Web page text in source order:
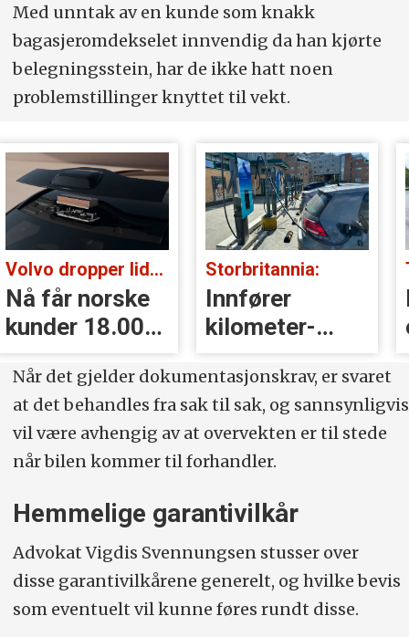
Med unntak av en kunde som knakk
bagasjeromdekselet innvendig da han kjørte
belegningsstein, har de ikke hatt noen
problem­stillinger knyttet til vekt.
Volvo dropper lidar for godt:
Nå får norske
kunder 18.000
kr i erstatning
Storbritannia:
Innfører
kilometer­
avgift for
elbiler
Når det gjelder dokumentasjonskrav, er svaret
at det behandles fra sak til sak, og sannsynligvis
vil være avhengig av at overvekten er til stede
når bilen ­kommer til forhandler.
Hemmelige garantivilkår
Advokat Vigdis Svennungsen stusser over
disse ­garantivilkårene generelt, og hvilke bevis
som ­eventuelt vil kunne føres rundt disse.